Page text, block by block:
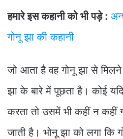
हमारे इस कहानी को भी पड़े :
गोनू झा की कहानी
जो आता है वह गोनू झा से
झा के बारे में पूछता है। कोई
करता तो उसमें भी कहीं न कहीं
जाती है। भोनू झा को लगा कि